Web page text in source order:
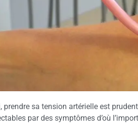
prendre sa tension artérielle est
par des symptômes d’où